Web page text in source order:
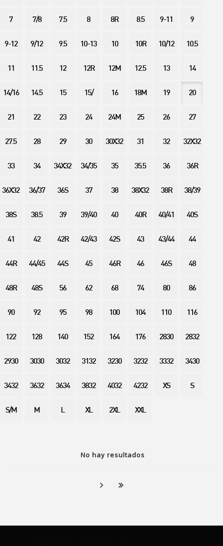
No hay resultados
7 7/8 7.5 8 8R 8.5 9-11 9
9-12 9/12 9.5 10-13 10 10R 10/12 10.5
11 11.5 12 12R 12M 12.5 13 14
14/16 14.5 15 15/ 16 18M 19 20
21 22 23 24 24M 25 26 27
27.5 28 29 30 30X32 31 32 32X32
33 34 34X32 34/35 35 35.5 36 36R
36X32 36/37 36S 37 38 38X32 38R 38/39
38S 38.5 39 39/40 40 40R 40/41 40S
41 42 42R 42/43 42S 43 43/44 44
44R 44/45 44S 45 46R 46 46S 48
48R 48S 56 62 68 74 80 86
90 92 95 98 100 104 110 116
122 128 140 152 164 176 2830 2832
2930 3030 3032 3132 3230 3232 3332 3430
3432 3632 3634 3832 4032 4232 XS S
S/M M L XL 2XL XXL